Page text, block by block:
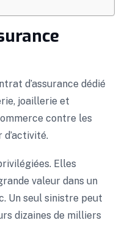
d’assurance dédié
joaillerie et
contre les
Elles
valeur dans un
Un seul sinistre peut
dizaines de milliers